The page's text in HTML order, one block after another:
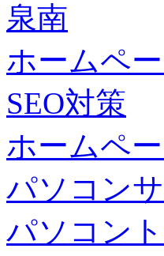
泉南
ホームペ
SEO対策
ホームペ
パソコン
パソコン